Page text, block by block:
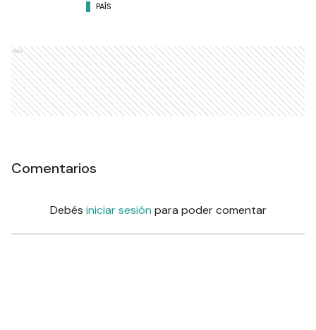
PAÍS
Ads
Comentarios
Debés iniciar sesión para poder comentar